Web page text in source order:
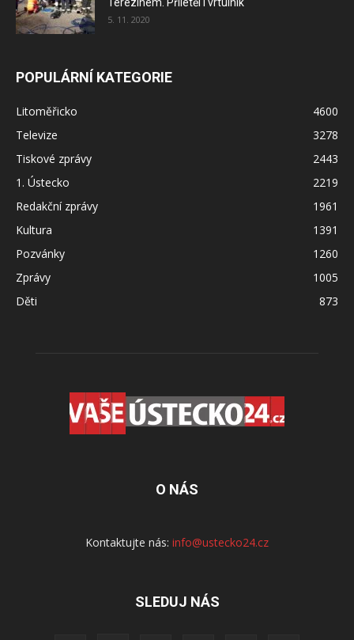
Terezínem. Přiletěl i vrtulník
5. 11. 2020
POPULÁRNÍ KATEGORIE
Litoměřicko
4600
Televize
3278
Tiskové zprávy
2443
1. Ústecko
2219
Redakční zprávy
1961
Kultura
1391
Pozvánky
1260
Zprávy
1005
Děti
873
O NÁS
Kontaktujte nás: info@ustecko24.cz
SLEDUJ NÁS